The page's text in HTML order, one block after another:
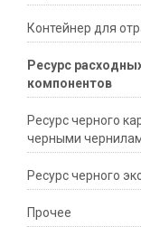
Контейнер для
Ресурс
компонентов
Ресурс черного
черными
Ресурс черного
Прочее